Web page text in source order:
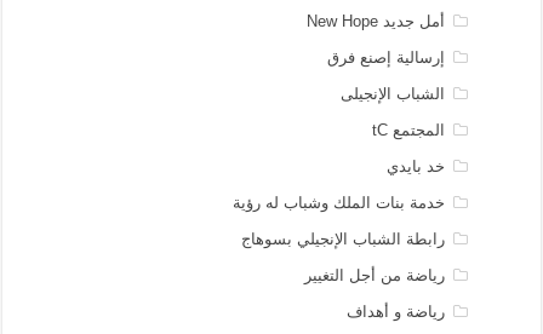
أمل جديد New Hope
إرسالية إصنع فرق
الشباب الإنجيلى
المجتمع tC
خد بايدي
خدمة بنات الملك وشباب له رؤية
رابطة الشباب الإنجيلي بسوهاج
رياضة من أجل التغيير
رياضة و أهداف